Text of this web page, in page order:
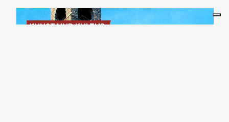
KUNST UND KULTUR